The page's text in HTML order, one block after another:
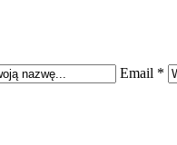
Email *